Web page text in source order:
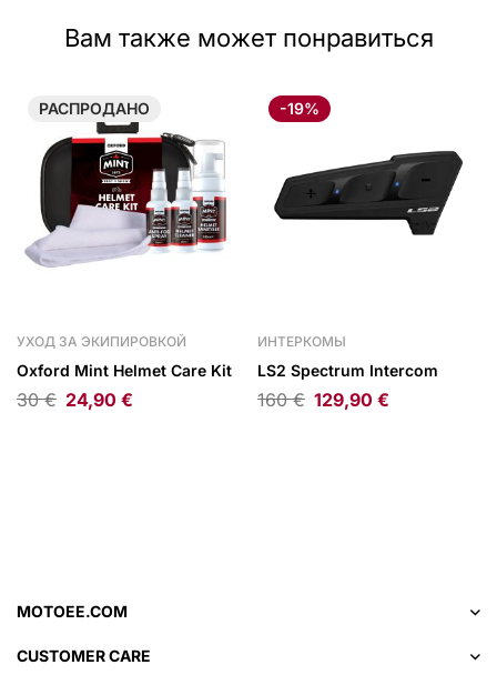
Вам также может понравиться
РАСПРОДАНО
УХОД ЗА ЭКИПИРОВКОЙ
Oxford Mint Helmet Care Kit
30€ 24,90 €
-19%
ИНТЕРКОМЫ
LS2 Spectrum Intercom
160€ 129,90 €
MOTOEE.COM
CUSTOMER CARE